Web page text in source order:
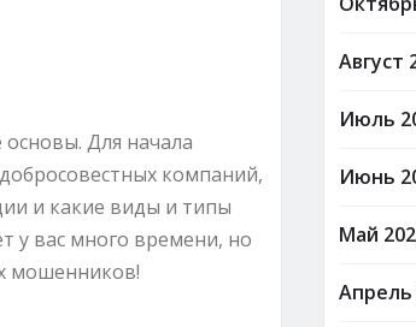
Для начала
компаний,
и какие виды и типы
у вас много времени, но
мошенников!
Август
Июль
Июнь
Май
Апрель